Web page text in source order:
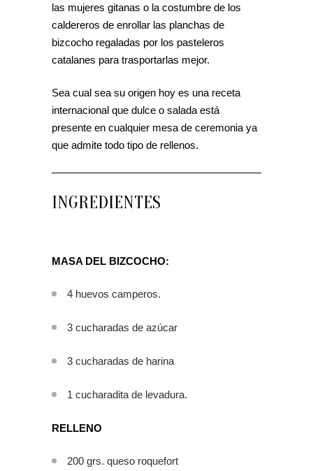
las mujeres gitanas o la costumbre de los
caldereros de enrollar las planchas de
bizcocho regaladas por los pasteleros
catalanes para trasportarlas mejor.
Sea cual sea su origen hoy es una receta
internacional que dulce o salada está
presente en cualquier mesa de ceremonia ya
que admite todo tipo de rellenos.
INGREDIENTES
MASA DEL BIZCOCHO:
4 huevos camperos.
3 cucharadas de azúcar
3 cucharadas de harina
1 cucharadita de levadura.
RELLENO
200 grs. queso roquefort